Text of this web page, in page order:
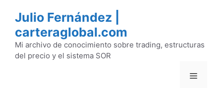
contenido
Julio Fernández |
carteraglobal.com
Mi archivo de conocimiento sobre trading, estructuras
del precio y el sistema SOR
Menú